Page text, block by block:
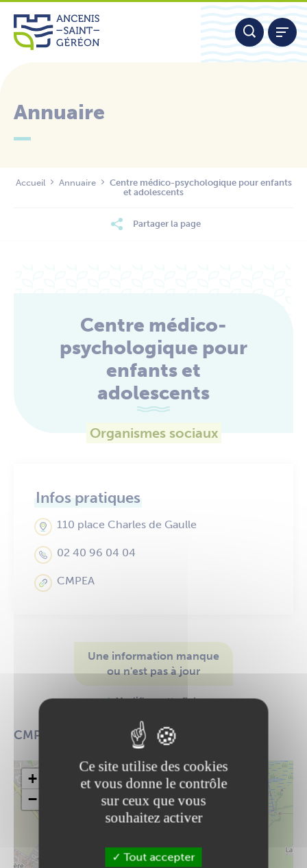
Aller
contenu
Annuaire
Accueil Annuaire
Centre médico-psychologique pour enfants
et adolescents
Partager la page
Centre médico-
psychologique pour
enfants et
adolescents
Organismes sociaux
Infos pratiques
110 place Charles de Gaulle
02 40 96 04 04
CMPEA
Une information manque
ou n'est pas à jour
Modifier cette fiche
CMPEA - Les Apsyades
+
−
Panneau de gestion des cookies
Ce site utilise des cookies
et vous donne le contrôle
sur ceux que vous
souhaitez activer
Tout accepter